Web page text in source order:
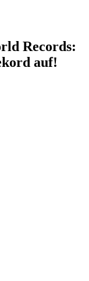
Records:
auf!